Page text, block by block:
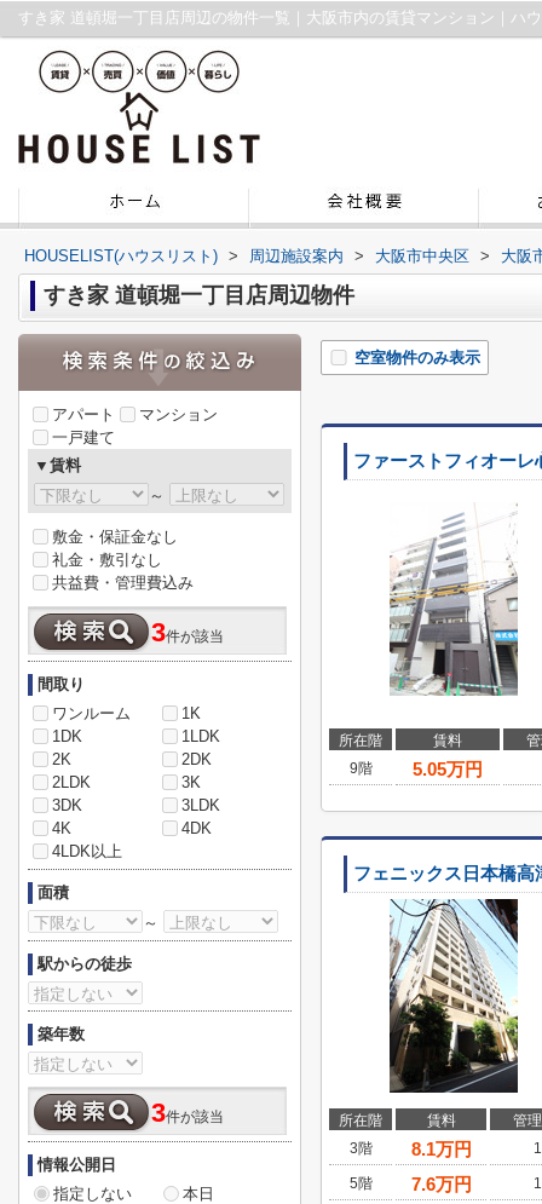
すき家 道頓堀一丁目店周辺の物件一覧｜大阪市内の賃貸マンション｜ハ
HOUSELIST(ハウスリスト) > 周辺施設案内 > 大阪市中央区 > 大阪
すき家 道頓堀一丁目店周辺物件
空室物件のみ表示
ファーストフィオー
所在階 賃料
9階
5.05万円
フェニックス日本橋高
所在階 賃料
管
3階
8.1万円
5階 7.6万円
アパート
マンション
一戸建て
▼賃料
～
敷金・保証金なし
礼金・敷引なし
共益費・管理費込み
3件が該当
間取り
ワンルーム
1K
1DK
1LDK
2K
2DK
2LDK
3K
3DK
3LDK
4K
4DK
4LDK以上
面積
～
駅からの徒歩
築年数
3件が該当
情報公開日
指定しない
本日